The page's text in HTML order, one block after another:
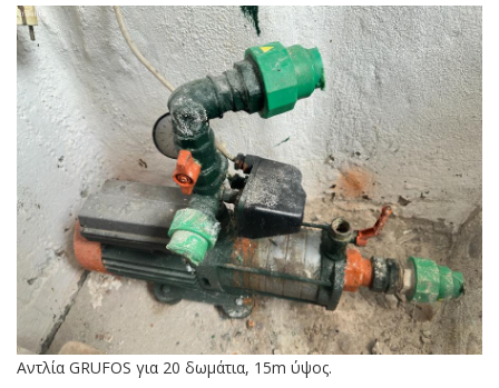
Αντλία GRUFOS για 20 δωμάτια, 15m ύψος.